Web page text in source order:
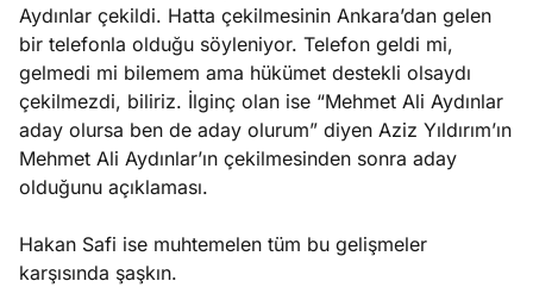
Aydınlar çekildi. Hatta çekilmesinin Ankara’dan gelen
bir telefonla olduğu söyleniyor. Telefon geldi mi,
gelmedi mi bilemem ama hükümet destekli olsaydı
çekilmezdi, biliriz. İlginç olan ise “Mehmet Ali Aydınlar
aday olursa ben de aday olurum” diyen Aziz Yıldırım’ın
Mehmet Ali Aydınlar’ın çekilmesinden sonra aday
olduğunu açıklaması.
Hakan Safi ise muhtemelen tüm bu gelişmeler
karşısında şaşkın.